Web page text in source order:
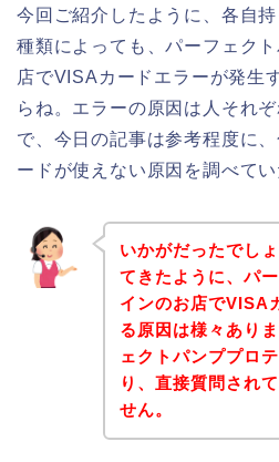
今回ご紹介したように、各自
種類によっても、パーフェク
店でVISAカードエラーが発生
らね。エラーの原因は人それ
で、今日の記事は参考程度に
ードが使えない原因を調べて
いかがだったでし
てきたように、パ
インのお店でVISA
る原因は様々あり
ェクトパンププロ
り、直接質問され
せん。